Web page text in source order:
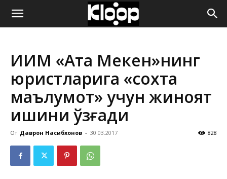
ҚИРҒИЗИСТОН
ЯНГИЛИКЛАРИ
ИИМ «Ата Мекен»нинг
юристларига «сохта
маълумот» учун жиноят
ишини қўзғади
От Даврон Насибхонов - 30.03.2017 828